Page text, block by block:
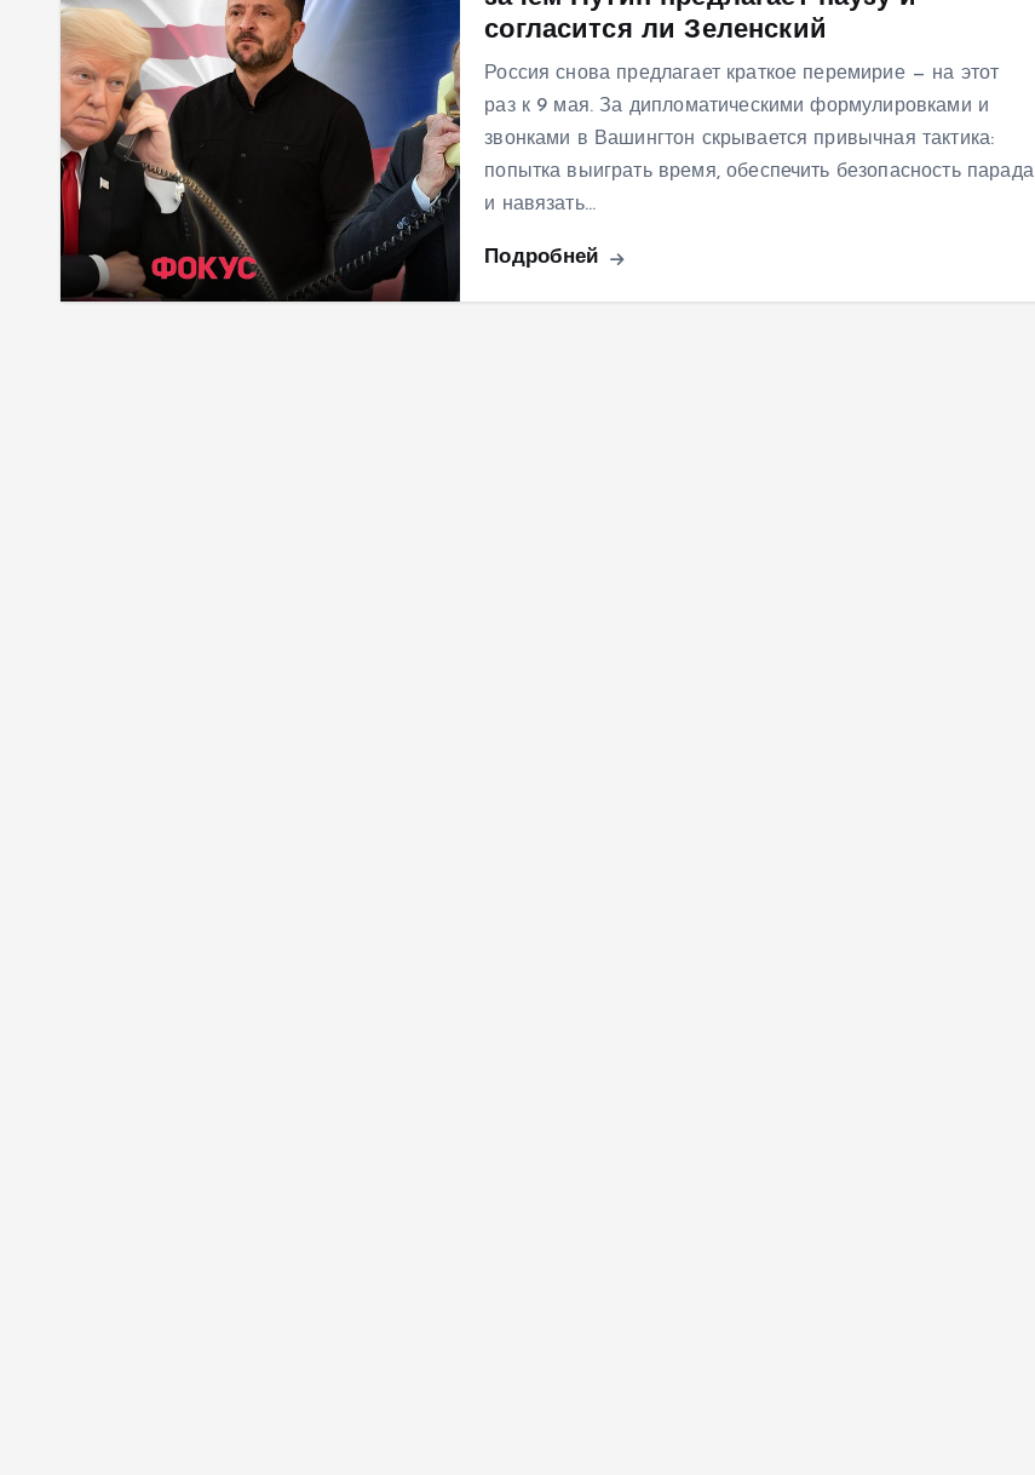
согласится ли Зеленский
Россия снова предлагает краткое перемирие — на этот
раз к 9 мая. За дипломатическими формулировками и
звонками в Вашингтон скрывается привычная тактика:
попытка выиграть время, обеспечить безопасность парада
и навязать…
Подробней